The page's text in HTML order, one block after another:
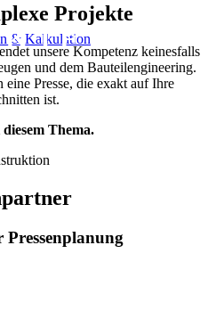
& Kalkulation
EINE
Projekte
unsere Kompetenz keinesfalls
und dem Bauteilengineering.
Presse, die exakt auf Ihre
ist.
Thema.